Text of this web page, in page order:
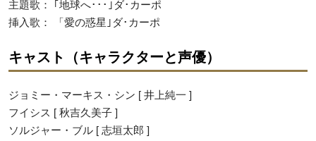
主題歌： ｢地球へ･･･｣ダ･カーポ
挿入歌： 「愛の惑星｣ダ･カーポ
キャスト（キャラクターと声優）
ジョミー・マーキス・シン [ 井上純一 ]
フイシス [ 秋吉久美子 ]
ソルジャー・ブル [ 志垣太郎 ]